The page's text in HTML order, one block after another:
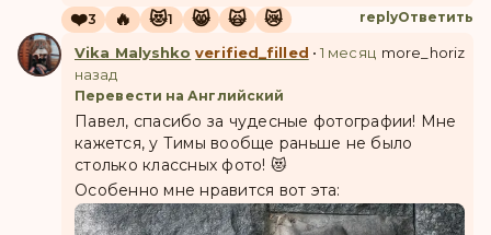
❤️3 🔥 😻1 😸 🙀 😿 replyОтветить
Vika Malyshko verified_filled •1 месяц
назад
Перевести на Английский
more_horiz
Павел, спасибо за чудесные фотографии! Мне
кажется, у Тимы вообще раньше не было
столько классных фото! 😻
Особенно мне нравится вот эта: